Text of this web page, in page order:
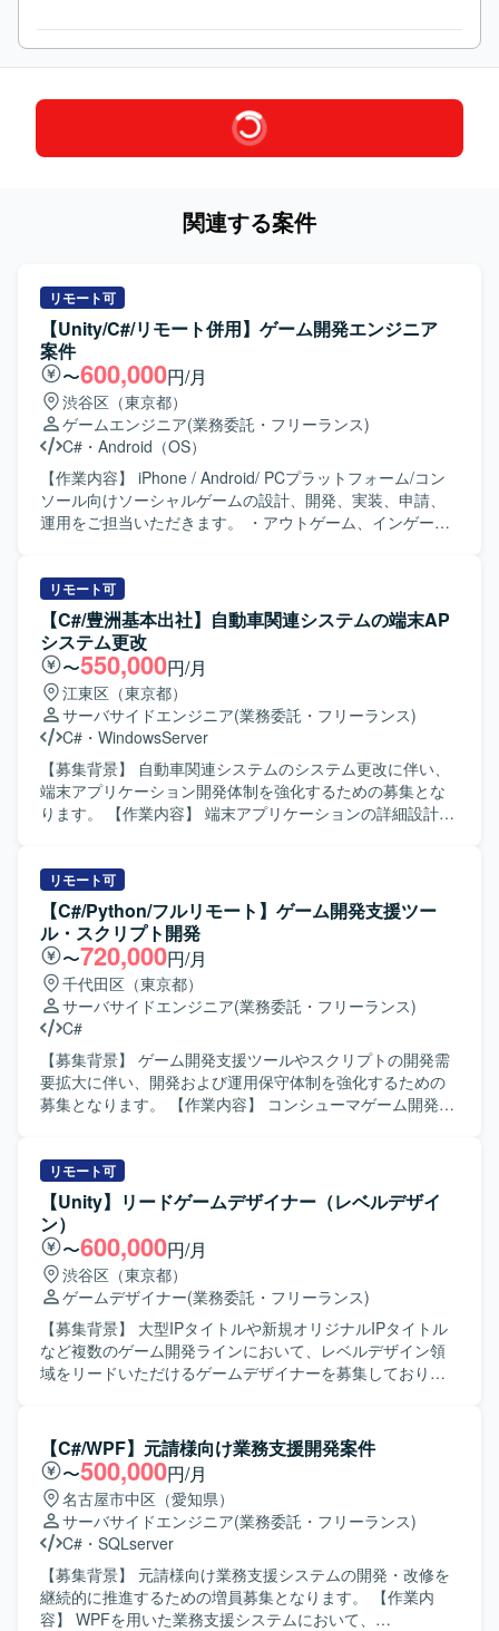
関連する案件
リモート可
【Unity/C#/リモート併用】ゲーム開発エンジニア
案件
〜600,000円/月
渋谷区（東京都）
ゲームエンジニア(業務委託・フリーランス)
C# ・ Android（OS）
【作業内容】 iPhone / Android/ PCプラットフォーム/コン
ソール向けソーシャルゲームの設計、開発、実装、申請、
運用をご担当いただきます。 ・アウトゲーム、インゲーム
機能部分の量産設計および実装 ・アウトゲーム、インゲー
ム部分を効率的に開発するために必要な周辺ツールの実装
および改修 ・その他、エンジニア/デザイナー/プランナー間
とのコミュニケーション 【求める人物像】 ・常により良い
モノづくりを追求できる方です。 ・チームワークを重んじ
る方です。 ・ゲームシステムを理解して制作できる方で
す。 ・自走できる方です。 【開発環境】 ・開発ツール：
Unity ・ライブラリ：UniTask、UniRx、MasterMemory
リモート可
【C#/豊洲基本出社】自動車関連システムの端末AP
システム更改
〜550,000円/月
江東区（東京都）
サーバサイドエンジニア(業務委託・フリーランス)
C# ・ WindowsServer
【募集背景】 自動車関連システムのシステム更改に伴い、
端末アプリケーション開発体制を強化するための募集とな
ります。 【作業内容】 端末アプリケーションの詳細設計、
験実施や不具合修正などを行っていただきます。 【求める
人物像】 与えられたタスクを一人称で遂行でき、自ら課題
を発見しながら周囲と連携して進めていただける方を求め
ています。仕様や設計内容を正確に理解し、着実に実装・
試験を進められる方が望ましいです。 【ポジションの魅
力】 長期的な計画に基づくシステム更改プロジェクトに参
画いただくことで、詳細設計から結合テストまでの一連の
工程に関われます。端末アプリケーション開発の経験を深
めるとともに、生成AIツールを活用した開発スタイルにも
触れていただけます。 【開発環境】 C# を中心とした端末
アプリケーション開発環境で、WPF や VS Code、Github
す。
リモート可
【C#/Python/フルリモート】ゲーム開発支援ツー
ル・スクリプト開発
〜720,000円/月
千代田区（東京都）
サーバサイドエンジニア(業務委託・フリーランス)
C#
【募集背景】 ゲーム開発支援ツールやスクリプトの開発需
要拡大に伴い、開発および運用保守体制を強化するための
募集となります。 【作業内容】 コンシューマゲーム開発環
いて、開発フローを支援するための機能追加や改善を実施
いたします。また、コンシューマゲーム開発環境の運用保
守サポートとして、担当ツールやジョブの不具合調査や修
正対応のサポートも行っていただきます。 【求める人物
像】 ゲーム開発を支える開発環境やツール開発に意欲的に
取り組める方を求めております。開発フローの効率化や自
動化に関心を持ち、主体的に改善提案を行っていただける
方ですと望ましいです。 【ポジションの魅力】 コンシュー
マゲーム開発を支える基盤となるツールやスクリプトの開
発に携わることができ、開発チーム全体の生産性向上に直
発環境】 C#、Python、cmd、powershell、Gitなどを用いた
コンシューマゲーム開発環境向けのツールおよびスクリプ
ト開発となります。
リモート可
【Unity】リードゲームデザイナー（レベルデザイ
ン）
〜600,000円/月
渋谷区（東京都）
ゲームデザイナー(業務委託・フリーランス)
【募集背景】 大型IPタイトルや新規オリジナルIPタイトル
など複数のゲーム開発ラインにおいて、レベルデザイン領
域をリードいただけるゲームデザイナーを募集しておりま
ルデザインやパラメーターデザイン、多職種にまたがる開
発業務の制作進行管理をご担当いただきます。ご希望に応
じて、将来的に他セクションや新規タイトルを含めた他プ
ロジェクトへの異動や、マネジメントへのミッション変更
なども可能です。 【求める人物像】 ヒットさせるために何
が必要かを徹底的に追求し、IP自体の価値最大化やファン
層拡大を意識してものづくりに取り組める方を求めていま
す。チームの枠を越えて主体的に意見を出し合い、自律的
に価値創出を行うカルチャーに共感し、新たな挑戦を歓迎
【C#/WPF】元請様向け業務支援開発案件
〜500,000円/月
名古屋市中区（愛知県）
サーバサイドエンジニア(業務委託・フリーランス)
C# ・ SQLserver
【募集背景】 元請様向け業務支援システムの開発・改修を
継続的に推進するための増員募集となります。 【作業内
容】 WPFを用いた業務支援システムにおいて、